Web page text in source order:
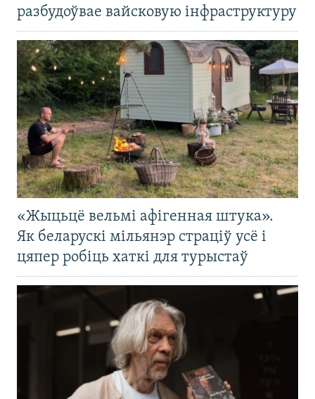
разбудоўвае вайсковую інфраструктуру
«Жыцьцё вельмі афігенная штука».
Як беларускі мільянэр страціў усё і
цяпер робіць хаткі для турыстаў